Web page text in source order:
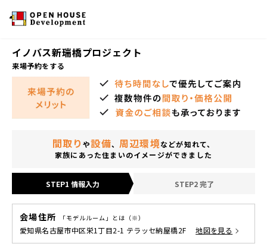
イノバス新瑞橋プロジェクト
来場予約をする
間取りや設備、 周辺環境などが知れて、
家族にあった住まいのイメージができました
STEP1 情報入力 STEP2 完了
会場住所 「モデルルーム」とは（※）
愛知県名古屋市中区栄1丁目2-1 テラッセ納屋橋2F 地図を見る